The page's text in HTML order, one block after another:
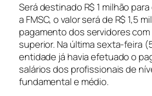
Será destinado R$ 1 milhão para
a FMSC, o valor será de R$ 1,5
pagamento dos servidores
superior. Na última sexta-feira
entidade já havia efetuado o
salários dos profissionais de
fundamental e médio.